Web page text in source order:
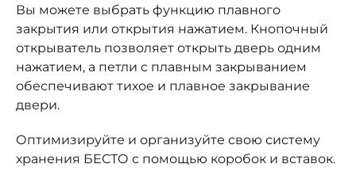
Вы можете выбрать функцию плавного
закрытия или открытия нажатием. Кнопочный
открыватель позволяет открыть дверь одним
нажатием, а петли с плавным закрыванием
обеспечивают тихое и плавное закрывание
двери.
Оптимизируйте и организуйте свою систему
хранения БЕСТО с помощью коробок и вставок.